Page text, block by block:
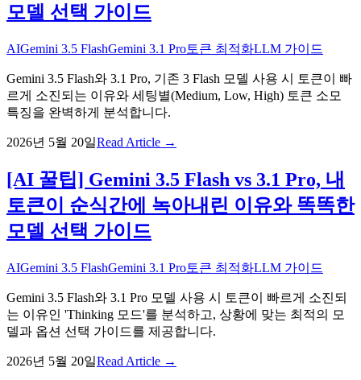
모델 선택 가이드
AIGemini 3.5 FlashGemini 3.1 Pro토큰 최적화LLM 가이드
Gemini 3.5 Flash와 3.1 Pro, 기존 3 Flash 모델 사용 시 토큰이 빠
르게 소진되는 이유와 세팅별(Medium, Low, High) 토큰 소모
특징을 완벽하게 분석합니다.
2026년 5월 20일Read Article →
[AI 꿀팁] Gemini 3.5 Flash vs 3.1 Pro, 내
토큰이 순식간에 녹아내린 이유와 똑똑한
모델 선택 가이드
AIGemini 3.5 FlashGemini 3.1 Pro토큰 최적화LLM 가이드
Gemini 3.5 Flash와 3.1 Pro 모델 사용 시 토큰이 빠르게 소진되
는 이유인 'Thinking 모드'를 분석하고, 상황에 맞는 최적의 모
델과 옵션 선택 가이드를 제공합니다.
2026년 5월 20일Read Article →